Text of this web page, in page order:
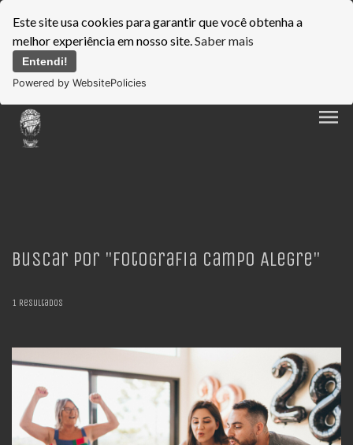
Este site usa cookies para garantir que você obtenha a
melhor experiência em nosso site.Saber mais
Entendi!
Powered by WebsitePolicies
menu
Buscar por "Fotografia Campo Alegre"
1 Resultados